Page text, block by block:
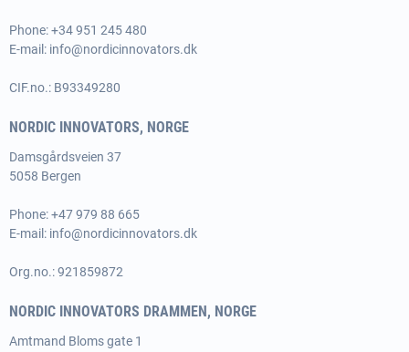
Phone:+34 951 245 480
E-mail: info@nordicinnovators.dk
CIF.no.: B93349280
NORDIC INNOVATORS, NORGE
Damsgårdsveien 37
5058 Bergen
Phone:+47 979 88 665
E-mail: info@nordicinnovators.dk
Org.no.: 921859872
NORDIC INNOVATORS DRAMMEN, NORGE
Amtmand Bloms gate 1